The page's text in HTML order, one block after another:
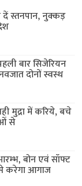
स्तनपान, नुक्कड़
बार सिजेरियन
दोनों स्वस्थ
मुद्रा में करिये, बचे
से
बोन एवं सॉफ्ट
करेगा आगाज